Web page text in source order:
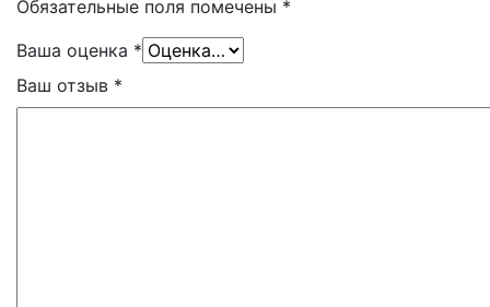
Обязательные поля помечены *
Ваша оценка *
Ваш отзыв *